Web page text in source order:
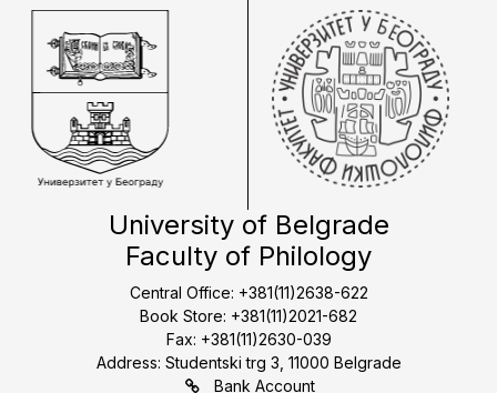
University of Belgrade
Faculty of Philology
Central Office: +381(11)2638-622
Book Store: +381(11)2021-682
Fax: +381(11)2630-039
Address: Studentski trg 3, 11000 Belgrade
Bank Account